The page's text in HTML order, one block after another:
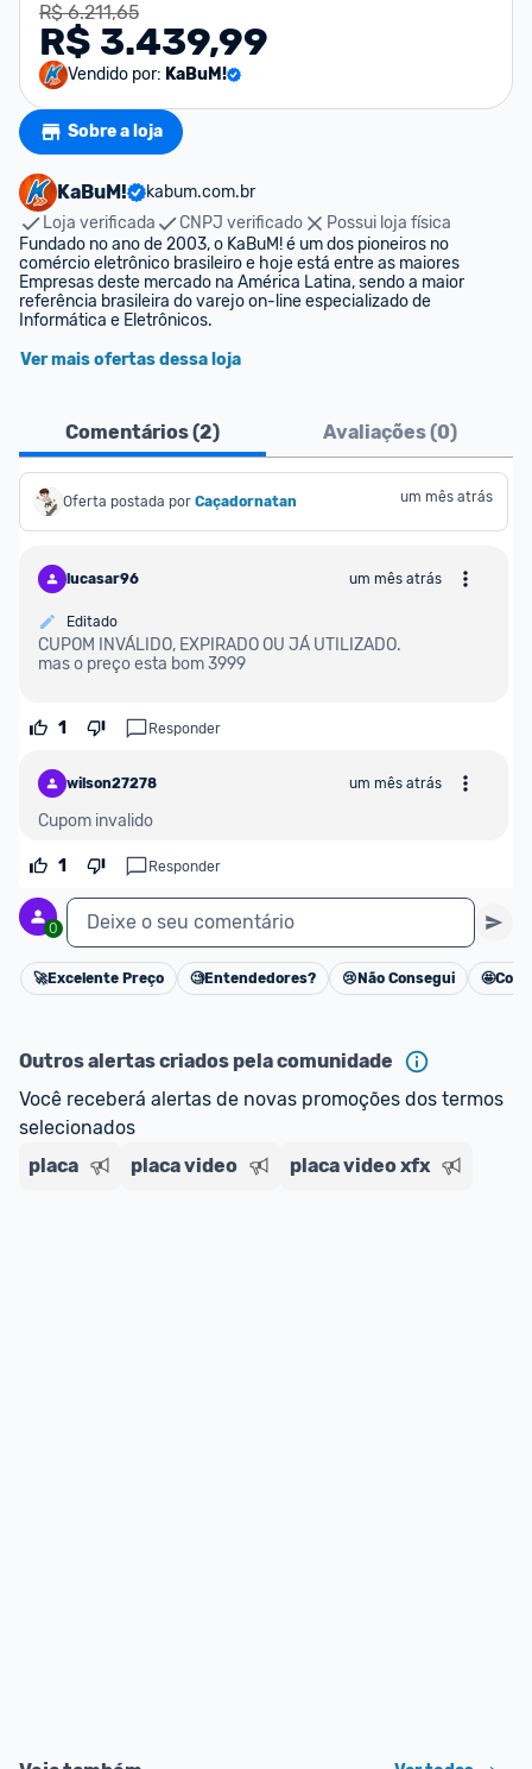
R$ 6.211,65
R$ 3.439,99
Vendido por: KaBuM!
Sobre a loja
KaBuM!
kabum.com.br
Loja verificada
CNPJ verificado
Possui loja física
Fundado no ano de 2003, o KaBuM! é um dos pioneiros no
comércio eletrônico brasileiro e hoje está entre as maiores
Empresas deste mercado na América Latina, sendo a maior
referência brasileira do varejo on-line especializado de
Informática e Eletrônicos.
Ver mais ofertas dessa loja
Comentários (2) Avaliações (0)
Oferta postada por Caçadornatan um mês atrás
lucasar96 um mês atrás
Editado
CUPOM INVÁLIDO, EXPIRADO OU JÁ UTILIZADO.
mas o preço esta bom 3999
1 Responder
wilson27278 um mês atrás
Cupom invalido
1 Responder
0 Deixe o seu comentário
Cancelar
🚀Excelente Preço 🧐Entendedores? 😢 Não Consegui 🤩
Outros alertas criados pela comunidade
Você receberá alertas de novas promoções dos termos
selecionados
placa
placa video placa video xfx